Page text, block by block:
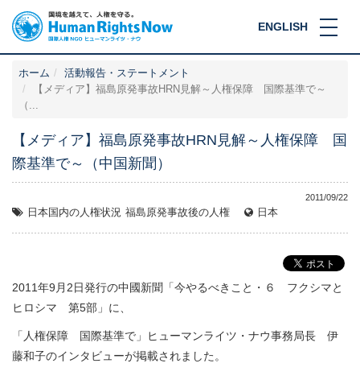
ENGLISH
ホーム
活動報告・ステートメント
【メディア】福島原発事故HRN見解～人権保障 国際基準で～
（...
【メディア】福島原発事故HRN見解～人権保障 国
際基準で～（中国新聞）
2011/09/22
日本国内の人権状況 福島原発事故後の人権 日本
2011年9月2日発行の中國新聞「今やるべきこと・６ フクシマと
ヒロシマ 第5部」に、
「人権保障 国際基準で」ヒューマンライツ・ナウ事務局長 伊
藤和子のインタビューが掲載されました。